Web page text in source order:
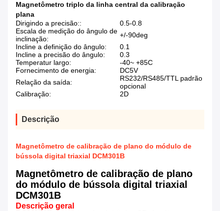
Magnetômetro triplo da linha central da calibração
plana
Dirigindo a precisão::
0.5-0.8
Escala de medição do ângulo de
inclinação:
+/-90deg
Incline a definição do ângulo:
0.1
Incline a precisão do ângulo:
0.3
Temperatur largo:
-40~ +85C
Fornecimento de energia:
DC5V
Relação da saída:
RS232/RS485/TTL padrão
opcional
Calibração:
2D
Descrição
Magnetômetro de calibração de plano do módulo de
bússola digital triaxial DCM301B
Magnetômetro de calibração de plano
do módulo de bússola digital triaxial
DCM301B
Descrição geral